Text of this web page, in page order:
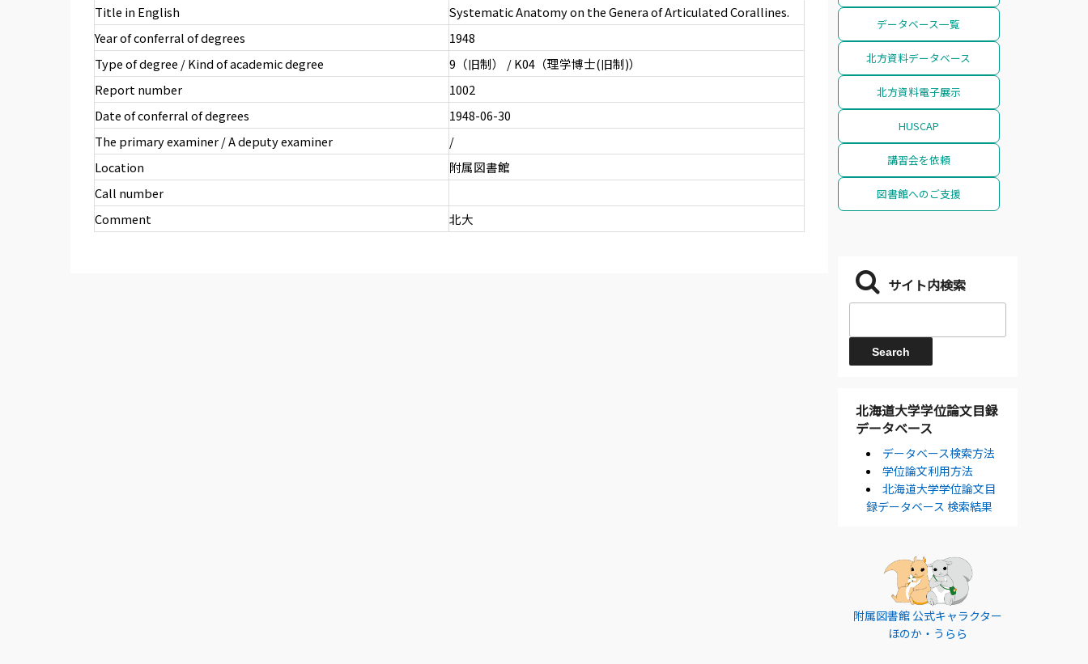
Title in English
Systematic Anatomy on the Genera of Articulated Corallines.
Year of conferral of degrees
1948
Type of degree / Kind of academic degree
9（旧制） / K04（理学博士(旧制)）
Report number
1002
Date of conferral of degrees
1948-06-30
The primary examiner / A deputy examiner
/
Location
附属図書館
Call number
Comment
北大
データベース一覧
北方資料データベース
北方資料電子展示
HUSCAP
講習会を依頼
図書館へのご支援
サイト内検索
北海道大学学位論文目録
データベース
データベース検索方法
学位論文利用方法
北海道大学学位論文目
録データベース 検索結果
附属図書館 公式キャラクター
ほのか・うらら